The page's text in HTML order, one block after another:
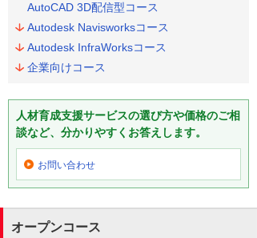
AutoCAD 3D配信型コース
Autodesk Navisworksコース
Autodesk InfraWorksコース
企業向けコース
人材育成支援サービスの選び方や価格のご相
談など、分かりやすくお答えします。
お問い合わせ
オープンコース